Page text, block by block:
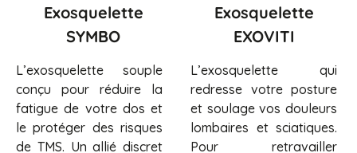
Exosquelette
SYMBO
L’exosquelette souple
conçu pour réduire la
fatigue de votre dos et
le protéger des risques
de TMS. Un allié discret
Exosquelette
EXOVITI
L’exosquelette qui
redresse votre posture
et soulage vos douleurs
lombaires et sciatiques.
Pour retravailler